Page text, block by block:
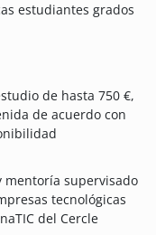
estudiantes grados
de hasta 750 €,
de acuerdo con
mentoría supervisado
tecnológicas
del Cercle